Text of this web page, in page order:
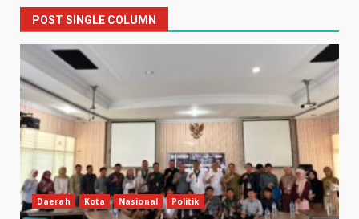
POST SINGLE COLUMN
Daerah Kota Nasional Politik